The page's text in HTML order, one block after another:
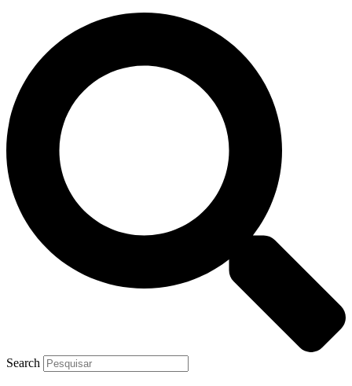
Search